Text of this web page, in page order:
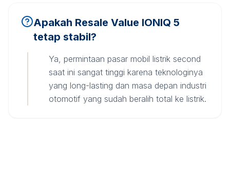
Apakah Resale Value IONIQ 5
tetap stabil?
Ya, permintaan pasar mobil listrik second
saat ini sangat tinggi karena teknologinya
yang long-lasting dan masa depan industri
otomotif yang sudah beralih total ke listrik.